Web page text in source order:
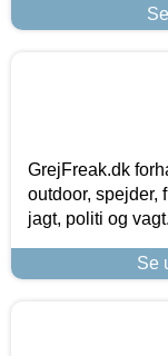
GrejFreak.dk
outdoor, spejder,
jagt, politi og
Se